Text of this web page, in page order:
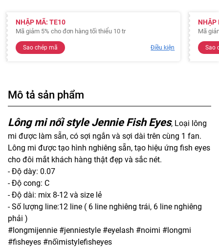
NHẬP MÃ: TE10
Mã giảm 5% cho đơn hàng tối thiểu 10 tr
Sao chép mã Điều kiện
NHẬP
Mã
Sao
Mô tả sản phẩm
Lông mi nối style Jennie Fish Eyes, Loại lông
mi được làm sẵn, có sợi ngắn và sợi dài trên cùng 1 fan.
Lông mi được tạo hình nghiêng sẵn, tạo hiệu ứng fish eyes
cho đôi mắt khách hàng thật đẹp và sắc nét.
- Độ dày: 0.07
- Độ cong: C
- Độ dài: mix 8-12 và size lẻ
- Số lượng line:12 line ( 6 line nghiêng trái, 6 line nghiêng
phải )
#longmijennie #jenniestyle #eyelash #noimi #longmi
#fisheyes #nốimistylefisheyes